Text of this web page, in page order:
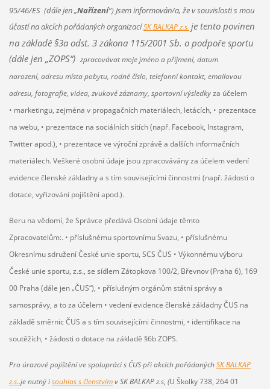
95/46/ES (dále jen „Nařízení“) Jsem informován/a, že v souvislosti s mou
účastí na akcích pořádaných organizacíSK BALKAP z.s. je tento povinen
na základě §3a odst. 3 zákona 115/2001 Sb. o podpoře sportu
(dále jen „ZOPS“) zpracovávat moje jméno a příjmení, datum
narození, adresu místa pobytu, rodné číslo, telefonní kontakt, emailovou
adresu, fotografie, videa, zvukové záznamy, sportovní výsledkyza účelem
• marketingu, zejména v propagačních materiálech, letácích, • prezentace
na webu, • prezentace na sociálních sítích (např. Facebook, Instagram,
Twitter apod.), • prezentace ve výroční zprávě a dalších informačních
materiálech. Veškeré osobní údaje jsou zpracovávány za účelem vedení
evidence členské základny a s tím souvisejícími činnostmi (např. žádosti o
dotace, vyřizování pojištění apod.).
Beru na vědomí, že Správce předává Osobní údaje těmto
Zpracovatelům:. • příslušnému sportovnímu Svazu, • příslušnému
Okresnímu sdružení České unie sportu, SCS ČUS • Výkonnému výboru
České unie sportu, z.s., se sídlem Zátopkova 100/2, Břevnov (Praha 6), 169
00 Praha (dále jen „ČUS“), • příslušným orgánům státní správy a
samosprávy, a to za účelem • vedení evidence členské základny ČUS na
základě směrnic ČUS a s tím souvisejícími činnostmi, • identifikace na
soutěžích, • žádosti o dotace na základě §6b ZOPS.
Pro úrazové pojištění ve spolupráci s ČUSpři akcích pořádanýchSK BALKAP
z.s..je nutný isouhlas s členstvímv SK BALKAP z.s, (U Školky 738, 264 01